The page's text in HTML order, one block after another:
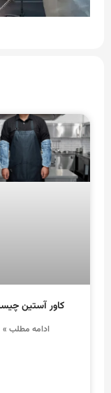
کاور آستین
ادامه مطلب »